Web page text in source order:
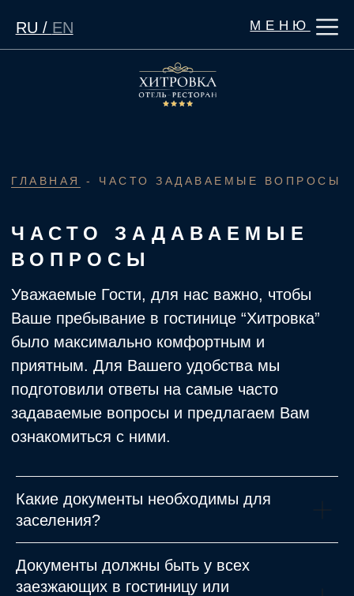
RU /EN
ВОПРОСЫ
Ваше пребывание в гостинице “Хитровка”
было максимально комфортным и
приятным. Для Вашего удобства мы
задаваемые вопросы и предлагаем Вам
ознакомиться с ними.
Какие документы необходимы для
заселения?
Документы должны быть у всех
заезжающих в гостиницу или